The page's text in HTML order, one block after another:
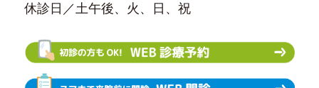
休診日／土午後、火、日、祝